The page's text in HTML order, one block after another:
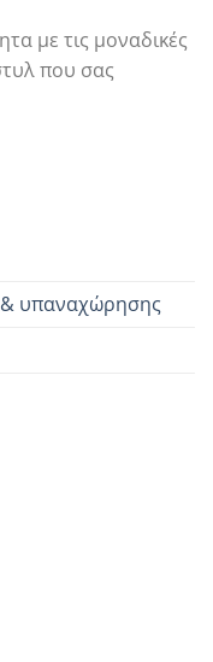
με τις μοναδικές
που σας
υπαναχώρησης